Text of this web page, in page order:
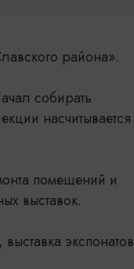
района».
собирать
насчитывается
помещений и
выставок.
экспонатов